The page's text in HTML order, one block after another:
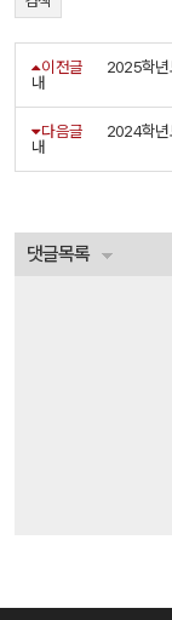
이전글
2025학년
내
다음글
2024학년
내
댓글목록